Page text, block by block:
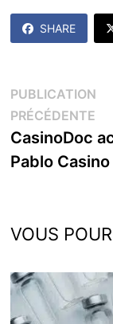
SHARE
de
l’article
PUBLICATION
PRÉCÉDENTE
CasinoDoc
Pablo Casino
VOUS